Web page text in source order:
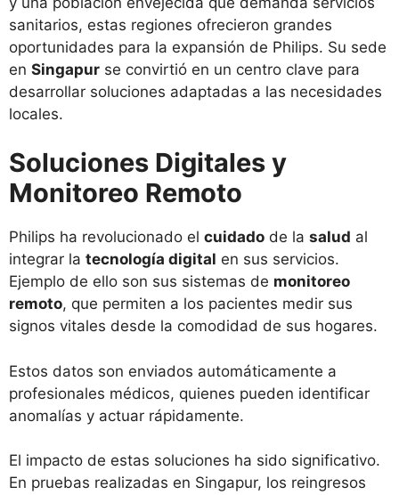
sanitarios, estas regiones ofrecieron grandes
oportunidades para la expansión de Philips. Su sede
en Singapur se convirtió en un centro clave para
desarrollar soluciones adaptadas a las necesidades
locales.
Soluciones Digitales y
Monitoreo Remoto
Philips ha revolucionado el cuidado de la salud al
integrar la tecnología digital en sus servicios.
Ejemplo de ello son sus sistemas de monitoreo
remoto, que permiten a los pacientes medir sus
signos vitales desde la comodidad de sus hogares.
Estos datos son enviados automáticamente a
profesionales médicos, quienes pueden identificar
anomalías y actuar rápidamente.
El impacto de estas soluciones ha sido significativo.
En pruebas realizadas en Singapur, los reingresos